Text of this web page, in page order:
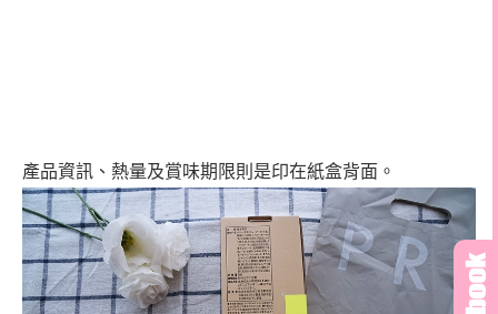
產品資訊、熱量及賞味期限則是印在紙盒背面。